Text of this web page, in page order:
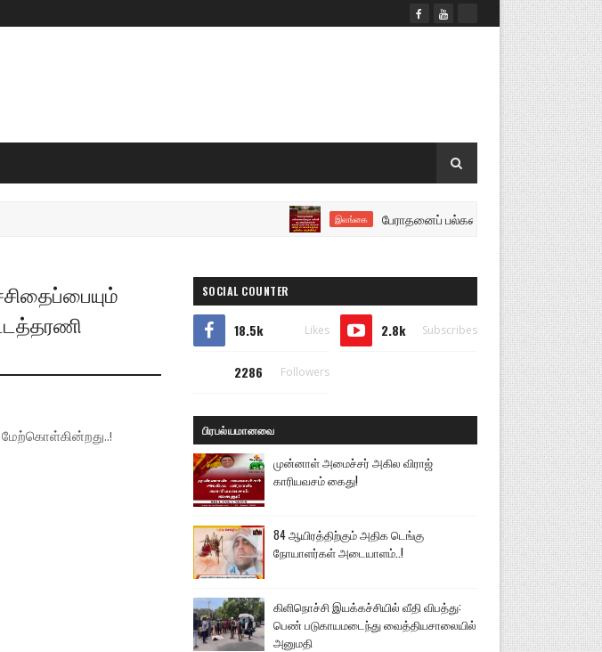
இலங்கை பேராதனைப் பல்கலைக்கழக கல்வி நடவடிக்கைகள்
மேற்கொள்கின்றது..!
SOCIAL COUNTER
18.5k Likes 2.8k Subscribes
2286 Followers
பிரபல்யமானவை
முன்னாள் அமைச்சர் அகில விராஜ்
காரியவசம் கைது!
84 ஆயிரத்திற்கும் அதிக டெங்கு
நோயாளர்கள் அடையாளம்..!
கிளிநொச்சி இயக்கச்சியில் வீதி விபத்து:
பெண் படுகாயமடைந்து வைத்தியசாலையில்
அனுமதி